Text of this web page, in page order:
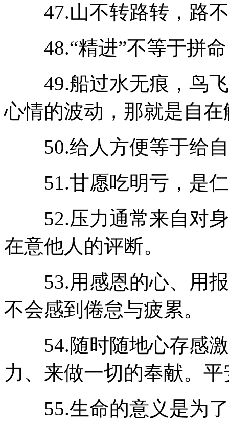
47.山不转路转，路不
48.“精进”不等于拼命
49.船过水无痕，鸟飞
心情的波动，那就是自
50.给人方便等于给自
51.甘愿吃明亏，是仁
52.压力通常来自对身
在意他人的评断。
53.用感恩的心、用报
不会感到倦怠与疲累。
54.随时随地心存感激
力、来做一切的奉献。
55.生命的意义是为了